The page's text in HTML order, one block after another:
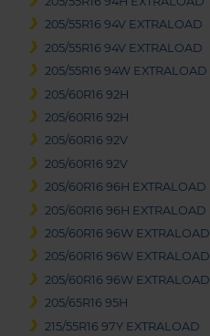
205/55R16 94V EXTRALOAD
205/55R16 94V EXTRALOAD
205/55R16 94W EXTRALOAD
205/60R16 92H
205/60R16 92H
205/60R16 92V
205/60R16 92V
205/60R16 96H EXTRALOAD
205/60R16 96H EXTRALOAD
205/60R16 96W EXTRALOAD
205/60R16 96W EXTRALOAD
205/60R16 96W EXTRALOAD
205/65R16 95H
215/55R16 97Y EXTRALOAD